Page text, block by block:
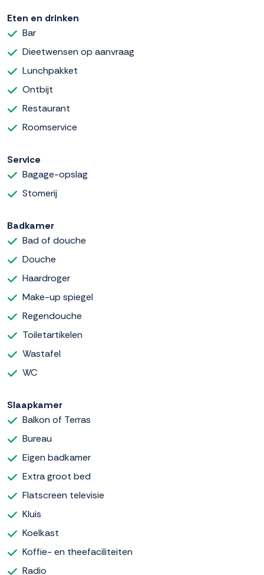
Eten en drinken
Bar
Dieetwensen op aanvraag
Lunchpakket
Ontbijt
Restaurant
Roomservice
Service
Bagage-opslag
Stomerij
Badkamer
Bad of douche
Douche
Haardroger
Make-up spiegel
Regendouche
Toiletartikelen
Wastafel
WC
Slaapkamer
Balkon of Terras
Bureau
Eigen badkamer
Extra groot bed
Flatscreen televisie
Kluis
Koelkast
Koffie- en theefaciliteiten
Radio